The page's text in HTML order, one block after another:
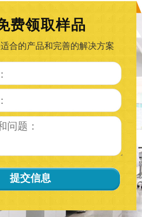
费领取样品
合的产品和完善的解决方案